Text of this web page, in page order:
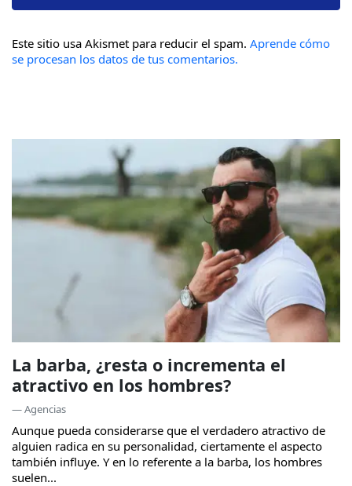
Este sitio usa Akismet para reducir el spam. Aprende cómo
se procesan los datos de tus comentarios.
La barba, ¿resta o incrementa el
atractivo en los hombres?
— Agencias
Aunque pueda considerarse que el verdadero atractivo de
alguien radica en su personalidad, ciertamente el aspecto
también influye. Y en lo referente a la barba, los hombres
suelen...